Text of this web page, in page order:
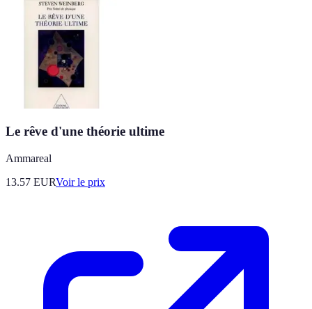
Le rêve d'une théorie ultime
Ammareal
13.57 EURVoir le prix